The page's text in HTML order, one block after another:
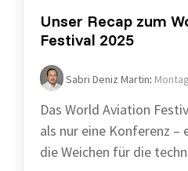
Unser Recap zum
Festival 2025
Sabri Deniz Martin:
Das World Aviation
als nur eine Konferenz –
die Weichen für die